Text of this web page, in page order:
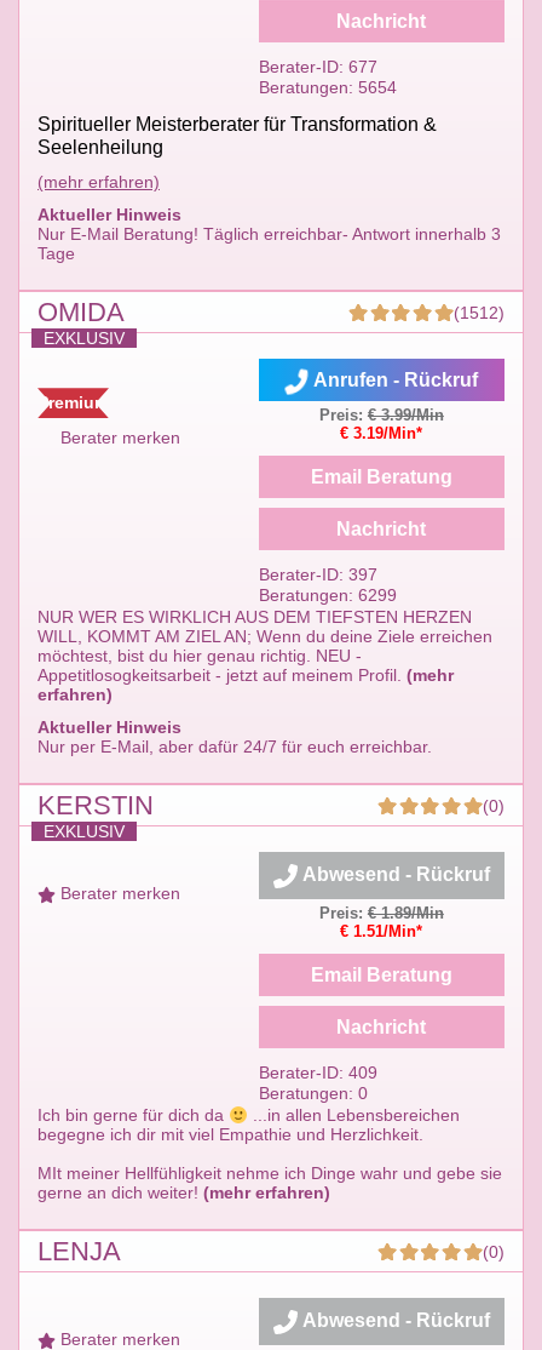
Spiritueller Meisterberater für Transformation &
Seelenheilung
(mehr erfahren)
Aktueller Hinweis
Nur E-Mail Beratung! Täglich erreichbar- Antwort innerhalb 3
Tage
Nachricht
Berater-ID: 677
Beratungen: 5654
OMIDA
(1512)
EXKLUSIV
Premium
Berater merken
NUR WER ES WIRKLICH AUS DEM TIEFSTEN HERZEN
WILL, KOMMT AM ZIEL AN; Wenn du deine Ziele erreichen
möchtest, bist du hier genau richtig. NEU -
Appetitlosogkeitsarbeit - jetzt auf meinem Profil. (mehr
erfahren)
Aktueller Hinweis
Nur per E-Mail, aber dafür 24/7 für euch erreichbar.
Anrufen - Rückruf
Preis:€ 3.99/Min
€ 3.19/Min*
Email Beratung
Nachricht
Berater-ID: 397
Beratungen: 6299
KERSTIN
(0)
EXKLUSIV
Berater merken
Ich bin gerne für dich da
...in allen Lebensbereichen
begegne ich dir mit viel Empathie und Herzlichkeit.
MIt meiner Hellfühligkeit nehme ich Dinge wahr und gebe sie
gerne an dich weiter! (mehr erfahren)
Abwesend - Rückruf
Preis:€ 1.89/Min
€ 1.51/Min*
Email Beratung
Nachricht
Berater-ID: 409
Beratungen: 0
LENJA (0)
Berater merken
Abwesend - Rückruf